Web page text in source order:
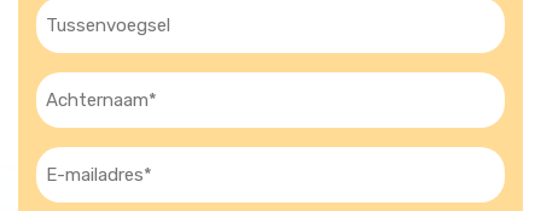
Tussenvoegsel
Achternaam
(Vereist)
E-
mailadres